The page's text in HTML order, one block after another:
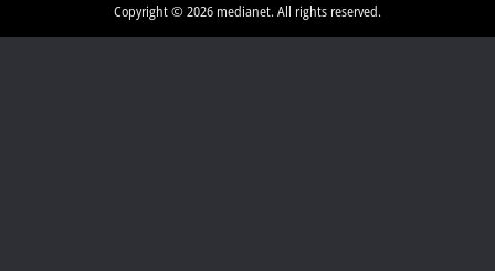
Copyright © 2026 medianet. All rights reserved.